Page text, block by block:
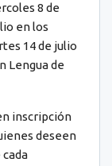
8 de
en los
14 de julio
Lengua de
inscripción
deseen